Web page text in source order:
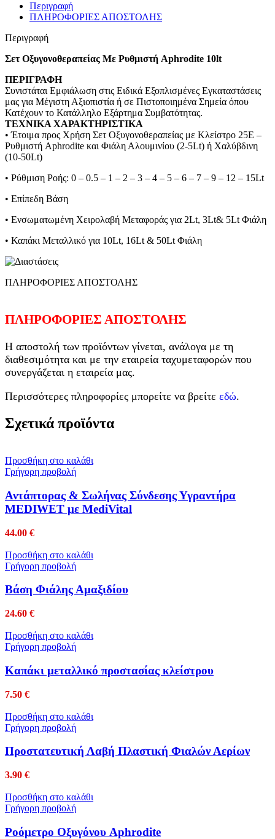
Περιγραφή
ΠΛΗΡΟΦΟΡΙΕΣ ΑΠΟΣΤΟΛΗΣ
Περιγραφή
Σετ Οξυγονοθεραπείας Με Ρυθμιστή Aphrodite 10lt
ΠΕΡΙΓΡΑΦΗ
Συνιστάται Εμφιάλωση στις Ειδικά Εξοπλισμένες Εγκαταστάσεις
μας για Μέγιστη Αξιοπιστία ή σε Πιστοποιημένα Σημεία όπου
Κατέχουν το Κατάλληλο Εξάρτημα Συμβατότητας.
ΤΕΧΝΙΚΑ ΧΑΡΑΚΤΗΡΙΣΤΙΚΑ
• Έτοιμα προς Χρήση Σετ Οξυγονοθεραπείας με Κλείστρο 25Ε –
Ρυθμιστή Aphrodite και Φιάλη Αλουμινίου (2-5Lt) ή Χαλύβδινη
(10-50Lt)
• Ρύθμιση Ροής: 0 – 0.5 – 1 – 2 – 3 – 4 – 5 – 6 – 7 – 9 – 12 – 15Lt
• Επίπεδη Βάση
• Ενσωματωμένη Χειρολαβή Μεταφοράς για 2Lt, 3Lt& 5Lt Φιάλη
• Καπάκι Μεταλλικό για 10Lt, 16Lt & 50Lt Φιάλη
ΠΛΗΡΟΦΟΡΙΕΣ ΑΠΟΣΤΟΛΗΣ
ΠΛΗΡΟΦΟΡΙΕΣ ΑΠΟΣΤΟΛΗΣ
Η αποστολή των προϊόντων γίνεται, ανάλογα με τη
διαθεσιμότητα και με την εταιρεία ταχυμεταφορών που
συνεργάζεται η εταιρεία μας.
Περισσότερες πληροφορίες μπορείτε να βρείτε εδώ.
Σχετικά προϊόντα
Προσθήκη στο καλάθι
Γρήγορη προβολή
Αντάπτορας & Σωλήνας Σύνδεσης Υγραντήρα
MEDIWET με MediVital
44.00 €
Προσθήκη στο καλάθι
Γρήγορη προβολή
Βάση Φιάλης Αμαξιδίου
24.60 €
Προσθήκη στο καλάθι
Γρήγορη προβολή
Καπάκι μεταλλικό προστασίας κλείστρου
7.50 €
Προσθήκη στο καλάθι
Γρήγορη προβολή
Προστατευτική Λαβή Πλαστική Φιαλών Αερίων
3.90 €
Προσθήκη στο καλάθι
Γρήγορη προβολή
Ροόμετρο Οξυγόνου Aphrodite